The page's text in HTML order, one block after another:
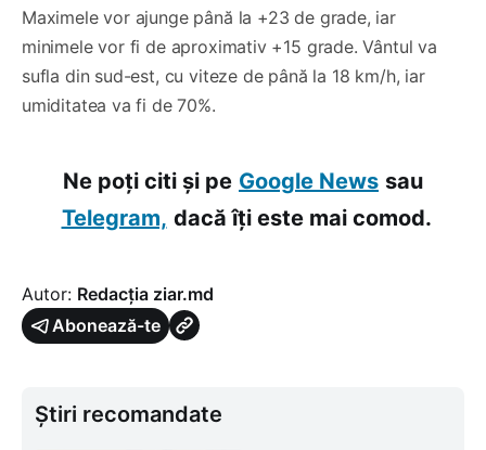
Maximele vor ajunge până la +23 de grade, iar
minimele vor fi de aproximativ +15 grade. Vântul va
sufla din sud-est, cu viteze de până la 18 km/h, iar
umiditatea va fi de 70%.
Ne poți citi și pe Google News sau
Telegram, dacă îți este mai comod.
Autor: Redacția ziar.md
Abonează-te
Știri recomandate